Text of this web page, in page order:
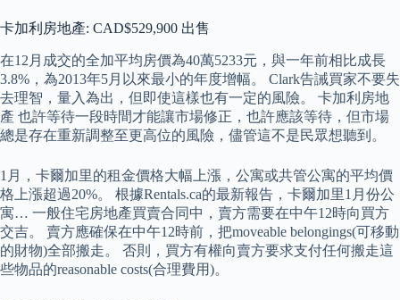
卡加利房地產: CAD$529,900 出售
在12月成交的全加平均房價為40萬5233元，與一年前相比成長
3.8%，為2013年5月以來最小的年度增幅。 Clark告誡買家不要失
去理智，量入為出，但即使這樣也有一定的風險。 卡加利房地
產 也許等待一段時間才能讓市場修正，也許應該等待，但市場
總是存在重新調整至更高位的風險，儘管這不是民眾想聽到。
1月，卡爾加里的租金價格大幅上漲，公寓或共管公寓的平均價
格上漲超過20%。 根據Rentals.ca的最新報告，卡爾加里1月份公
寓… 一般住宅房地產買賣合同中，賣方需要在中午12時向買方
交吉。 賣方應確保在中午12時前，把moveable belongings(可移動
的財物)全部搬走。 否則，買方有權向賣方要求支付任何搬走這
些物品的reasonable costs(合理費用)。